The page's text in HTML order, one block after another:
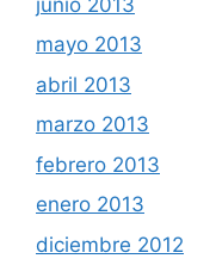
mayo 2013
abril 2013
marzo 2013
febrero 2013
enero 2013
diciembre 2012